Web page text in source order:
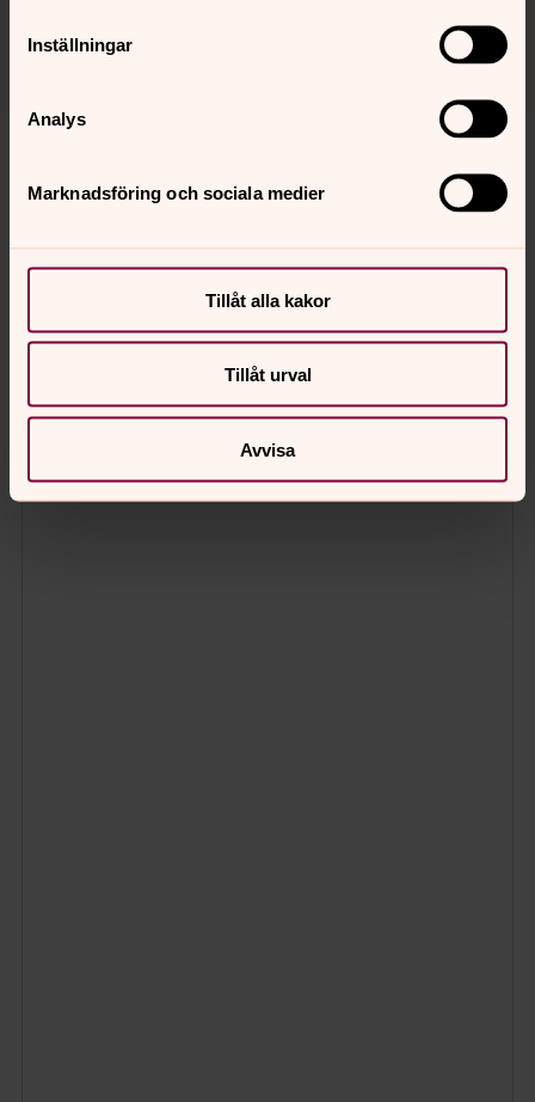
Inställningar
Analys
Marknadsföring och sociala medier
Tillåt alla kakor
Tillåt urval
Avvisa